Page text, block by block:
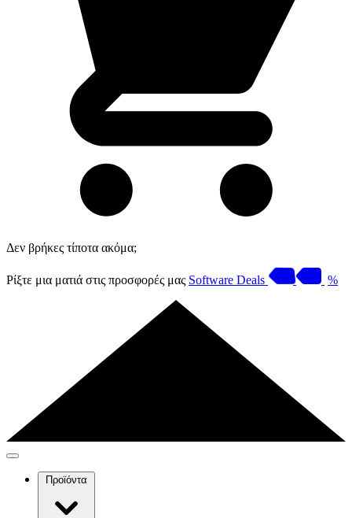
Δεν βρήκες τίποτα ακόμα;
Ρίξτε μια ματιά στις προσφορές μας Software Deals %
Προϊόντα